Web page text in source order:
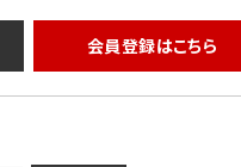
会員登録はこちら